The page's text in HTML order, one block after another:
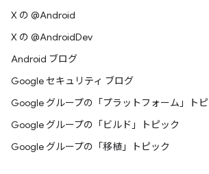
X の @Android
X の @AndroidDev
Android ブログ
Google セキュリティ ブログ
Google グループの「プラットフォーム」ト
Google グループの「ビルド」トピック
Google グループの「移植」トピック